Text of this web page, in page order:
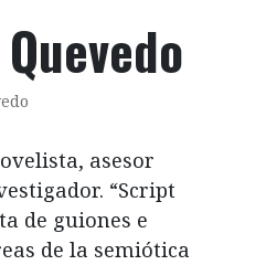
asesor
“Script
de guiones e
de la semiótica